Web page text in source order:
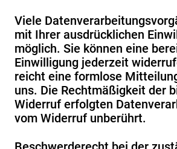
Viele
mit Ihrer ausdrücklichen
möglich. Sie können eine
Einwilligung jederzeit
reicht eine formlose
uns. Die Rechtmäßigkeit der
Widerruf erfolgten
vom Widerruf unberührt.